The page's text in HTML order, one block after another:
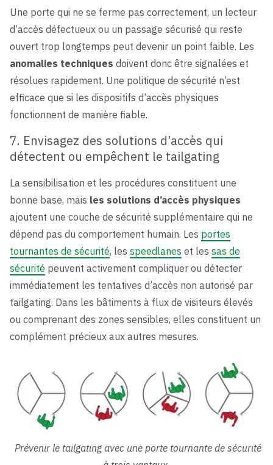
Une porte qui ne se ferme pas correctement, un lecteur
d’accès défectueux ou un passage sécurisé qui reste
ouvert trop longtemps peut devenir un point faible. Les
anomalies techniques doivent donc être signalées et
résolues rapidement. Une politique de sécurité n’est
efficace que si les dispositifs d’accès physiques
fonctionnent de manière fiable.
7. Envisagez des solutions d’accès qui
détectent ou empêchent le tailgating
La sensibilisation et les procédures constituent une
bonne base, mais les solutions d’accès physiques
ajoutent une couche de sécurité supplémentaire qui ne
dépend pas du comportement humain. Les portes
tournantes de sécurité, les speedlanes et les sas de
sécurité peuvent activement compliquer ou détecter
immédiatement les tentatives d’accès non autorisé par
tailgating. Dans les bâtiments à flux de visiteurs élevés
ou comprenant des zones sensibles, elles constituent un
complément précieux aux autres mesures.
Prévenir le tailgating avec une porte tournante de sécurité